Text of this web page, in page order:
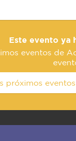
Este evento ya
eventos de
próximos eventos